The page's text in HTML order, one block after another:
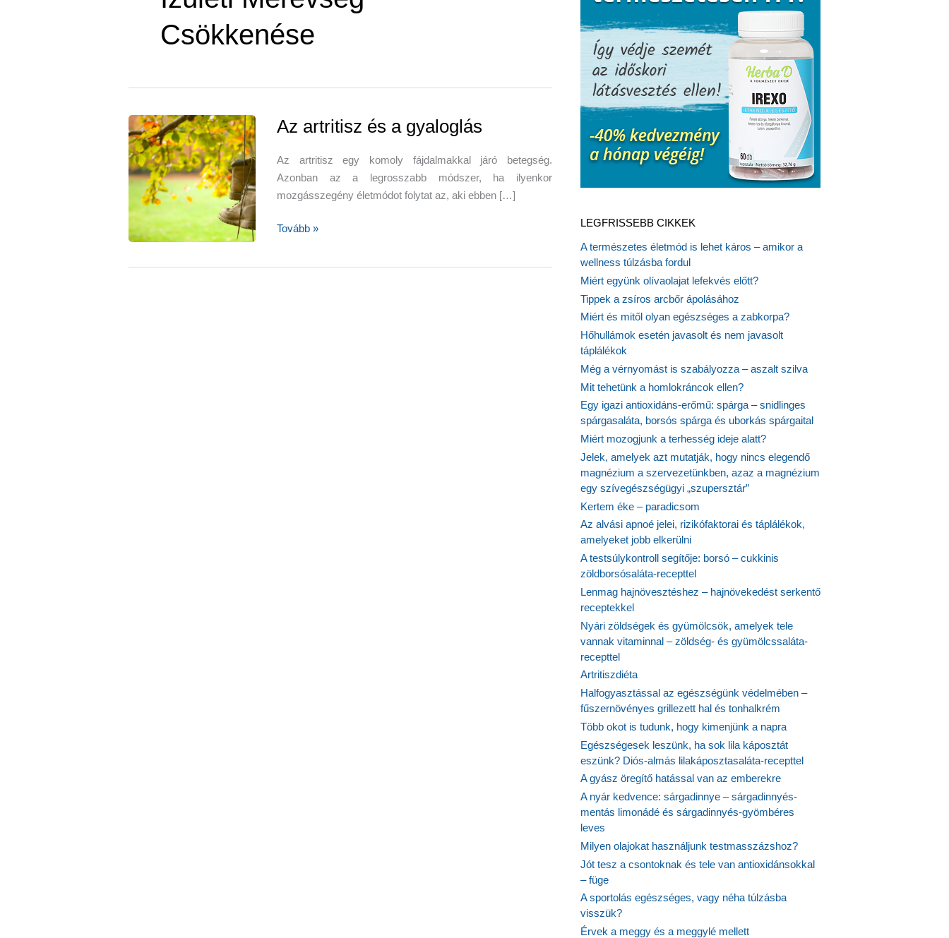
Csökkenése
Az artritisz és a gyaloglás
Az artritisz egy komoly fájdalmakkal járó betegség.
Azonban az a legrosszabb módszer, ha ilyenkor
mozgásszegény életmódot folytat az, aki ebben […]
Az
Tovább »
LEGFRISSEBB CIKKEK
A természetes életmód is lehet káros – amikor a
wellness túlzásba fordul
Miért együnk olívaolajat lefekvés előtt?
Tippek a zsíros arcbőr ápolásához
Miért és mitől olyan egészséges a zabkorpa?
Hőhullámok esetén javasolt és nem javasolt
táplálékok
Még a vérnyomást is szabályozza – aszalt szilva
Mit tehetünk a homlokráncok ellen?
Egy igazi antioxidáns-erőmű: spárga – snidlinges
spárgasaláta, borsós spárga és uborkás spárgaital
Miért mozogjunk a terhesség ideje alatt?
Jelek, amelyek azt mutatják, hogy nincs elegendő
magnézium a szervezetünkben, azaz a magnézium
egy szívegészségügyi „szupersztár”
Kertem éke – paradicsom
Az alvási apnoé jelei, rizikófaktorai és táplálékok,
amelyeket jobb elkerülni
A testsúlykontroll segítője: borsó – cukkinis
zöldborsósaláta-recepttel
Lenmag hajnövesztéshez – hajnövekedést serkentő
receptekkel
Nyári zöldségek és gyümölcsök, amelyek tele
vannak vitaminnal – zöldség- és gyümölcssaláta-
recepttel
Artritiszdiéta
Halfogyasztással az egészségünk védelmében –
fűszernövényes grillezett hal és tonhalkrém
Több okot is tudunk, hogy kimenjünk a napra
Egészségesek leszünk, ha sok lila káposztát
eszünk? Diós-almás lilakáposztasaláta-recepttel
A gyász öregítő hatással van az emberekre
A nyár kedvence: sárgadinnye – sárgadinnyés-
mentás limonádé és sárgadinnyés-gyömbéres
leves
Milyen olajokat használjunk testmasszázshoz?
Jót tesz a csontoknak és tele van antioxidánsokkal
– füge
A sportolás egészséges, vagy néha túlzásba
visszük?
Érvek a meggy és a meggylé mellett